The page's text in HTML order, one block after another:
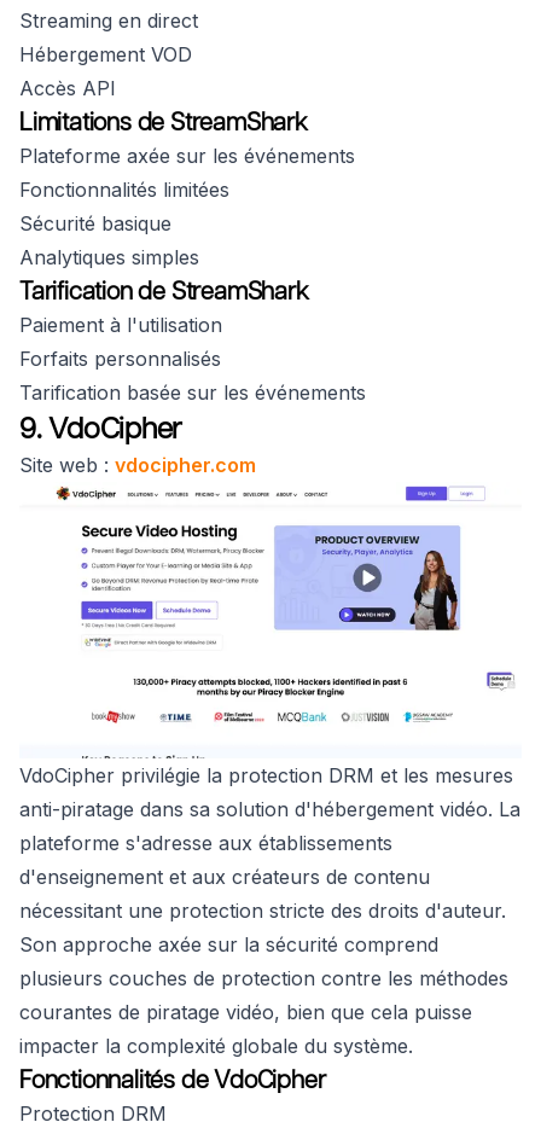
Streaming en direct
Hébergement VOD
Accès API
Limitations de StreamShark
Plateforme axée sur les événements
Fonctionnalités limitées
Sécurité basique
Analytiques simples
Tarification de StreamShark
Paiement à l'utilisation
Forfaits personnalisés
Tarification basée sur les événements
9. VdoCipher
Site web : vdocipher.com
VdoCipher privilégie la protection DRM et les mesures
anti-piratage dans sa solution d'hébergement vidéo. La
plateforme s'adresse aux établissements
d'enseignement et aux créateurs de contenu
nécessitant une protection stricte des droits d'auteur.
Son approche axée sur la sécurité comprend
plusieurs couches de protection contre les méthodes
courantes de piratage vidéo, bien que cela puisse
impacter la complexité globale du système.
Fonctionnalités de VdoCipher
Protection DRM